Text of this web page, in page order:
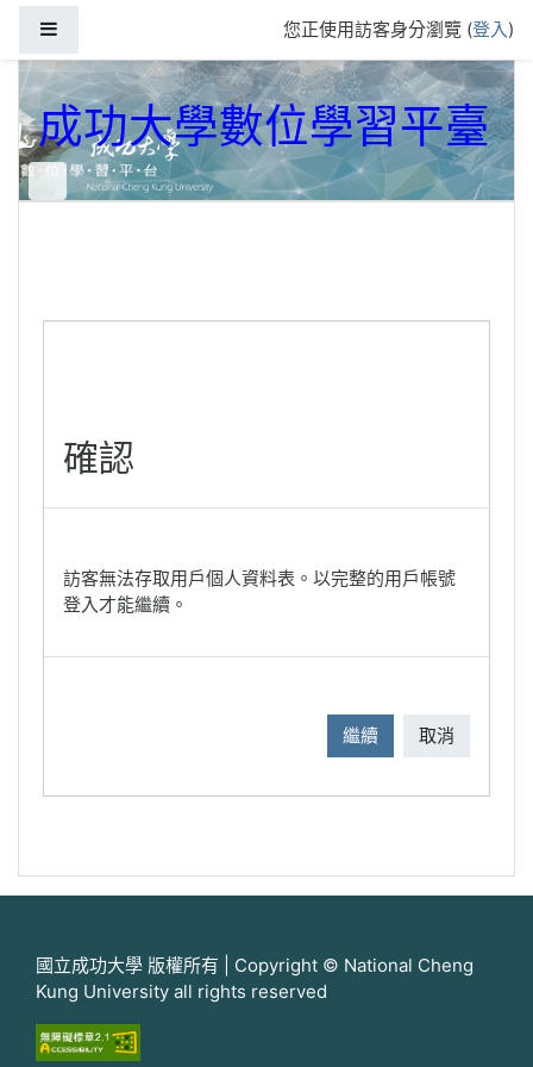
您正使用訪客身分瀏覽 (登入)
成功大學數位學習平臺
確認
訪客無法存取用戶個人資料表。以完整的用戶帳號
登入才能繼續。
繼續 取消
國立成功大學 版權所有 | Copyright © National Cheng
Kung University all rights reserved